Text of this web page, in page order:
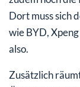
Dort muss sich
wie BYD,
also.
Zusätzlich